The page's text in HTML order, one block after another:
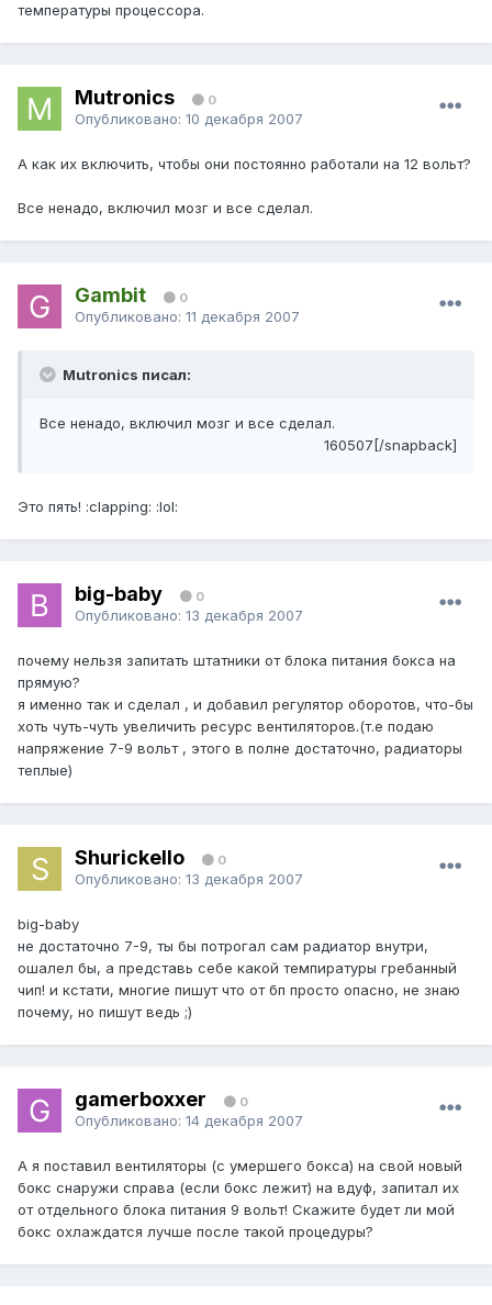
температуры процессора.
Mutronics 0
Опубликовано: 10 декабря 2007
А как их включить, чтобы они постоянно работали на 12 вольт?
Все ненадо, включил мозг и все сделал.
Gambit 0
Опубликовано: 11 декабря 2007
Mutronics писал:
Все ненадо, включил мозг и все сделал.
160507[/snapback]
Это пять! :clapping: :lol:
big-baby 0
Опубликовано: 13 декабря 2007
почему нельзя запитать штатники от блока питания бокса на
прямую?
я именно так и сделал , и добавил регулятор оборотов, что-бы
хоть чуть-чуть увеличить ресурс вентиляторов.(т.е подаю
напряжение 7-9 вольт , этого в полне достаточно, радиаторы
теплые)
Shurickello 0
Опубликовано: 13 декабря 2007
big-baby
не достаточно 7-9, ты бы потрогал сам радиатор внутри,
ошалел бы, а представь себе какой темпиратуры гребанный
чип! и кстати, многие пишут что от бп просто опасно, не знаю
почему, но пишут ведь ;)
gamerboxxer 0
Опубликовано: 14 декабря 2007
А я поставил вентиляторы (с умершего бокса) на свой новый
бокс снаружи справа (если бокс лежит) на вдуф, запитал их
от отдельного блока питания 9 вольт! Скажите будет ли мой
бокс охлаждатся лучше после такой процедуры?